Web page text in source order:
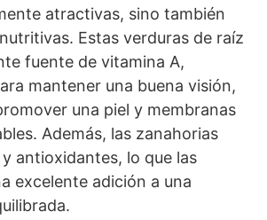
atractivas, sino también
Estas verduras de raíz
fuente de vitamina A,
mantener una buena visión,
una piel y membranas
Además, las zanahorias
antioxidantes, lo que las
excelente adición a una